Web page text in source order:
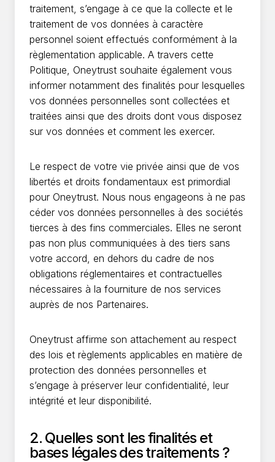
traitement, s’engage à ce que la collecte et le
traitement de vos données à caractère
personnel soient effectués conformément à la
règlementation applicable. A travers cette
Politique, Oneytrust souhaite également vous
informer notamment des finalités pour lesquelles
vos données personnelles sont collectées et
traitées ainsi que des droits dont vous disposez
sur vos données et comment les exercer.
Le respect de votre vie privée ainsi que de vos
libertés et droits fondamentaux est primordial
pour Oneytrust. Nous nous engageons à ne pas
céder vos données personnelles à des sociétés
tierces à des fins commerciales. Elles ne seront
pas non plus communiquées à des tiers sans
votre accord, en dehors du cadre de nos
obligations réglementaires et contractuelles
nécessaires à la fourniture de nos services
auprès de nos Partenaires.
Oneytrust affirme son attachement au respect
des lois et règlements applicables en matière de
protection des données personnelles et
s’engage à préserver leur confidentialité, leur
intégrité et leur disponibilité.
2. Quelles sont les finalités et
bases légales des traitements ?